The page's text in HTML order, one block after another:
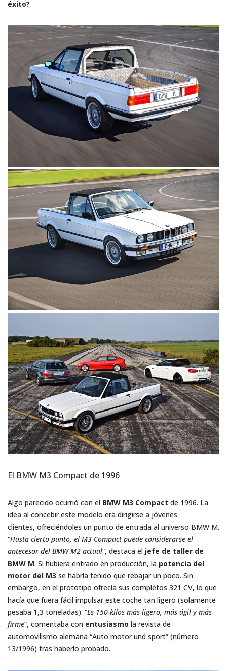
éxito?
El BMW M3 Compact de 1996
Algo parecido ocurrió con el BMW M3 Compact de 1996. La
idea al concebir este modelo era dirigirse a jóvenes
clientes, ofreciéndoles un punto de entrada al universo BMW M.
“Hasta cierto punto, el M3 Compact puede considerarse el
antecesor del BMW M2 actual”, destaca el jefe de taller de
BMW M. Si hubiera entrado en producción, la potencia del
motor del M3 se habría tenido que rebajar un poco. Sin
embargo, en el prototipo ofrecía sus completos 321 CV, lo que
hacía que fuera fácil impulsar este coche tan ligero (solamente
pesaba 1,3 toneladas). “Es 150 kilos más ligero, más ágil y más
firme”, comentaba con entusiasmo la revista de
automovilismo alemana “Auto motor und sport” (número
13/1996) tras haberlo probado.